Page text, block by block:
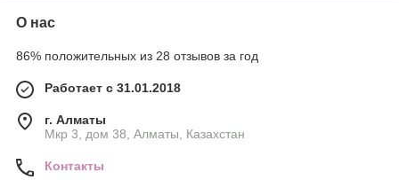
О нас
86% положительных из 28 отзывов за год
Работает с 31.01.2018
г. Алматы
Мкр 3, дом 38, Алматы, Казахстан
Контакты